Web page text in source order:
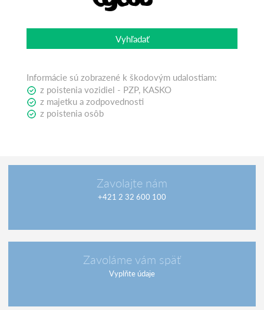
Vyhľadať
Informácie sú zobrazené k škodovým udalostiam:
z poistenia vozidiel - PZP, KASKO
z majetku a zodpovednosti
z poistenia osôb
Zavolajte nám
+421 2 32 600 100
Zavoláme vám späť
Vyplňte údaje